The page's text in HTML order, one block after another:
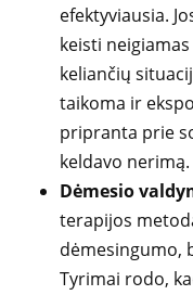
efektyviausia.
keisti
keliančių
taikoma ir
pripranta prie
keldavo nerimą.
Dėmesio
terapijos
dėmesingumo,
Tyrimai rodo,